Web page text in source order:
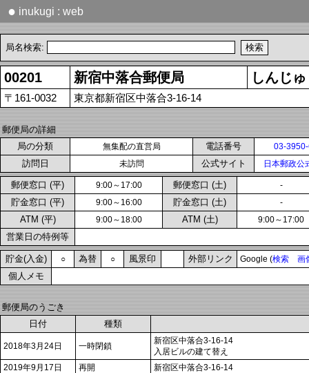
● inukugi : web
局名検索:
00201 新宿中落合郵便局 しんじ
〒161-0032 東京都新宿区中落合3-16-14
郵便局の詳細
局の分類
無集配の直営局 電話番号 03-
訪問日 未訪問 公式サイト 日本郵政公
郵便窓口 (平) 9:00～17:00 郵便窓口 (土) -
貯金窓口 (平) 9:00～16:00 貯金窓口 (土) -
ATM (平) 9:00～18:00 ATM (土) 9:00～17:00
営業日の特例等
貯金(入金) ○ 為替 ○ 風景印 外部リンク Google (検索 画
個人メモ
郵便局のうごき
日付
種類
2018年3月24日 一時閉鎖
新宿区中落合3-16-14
入居ビルの建て替え
2019年9月17日
再開 新宿区中落合3-16-14